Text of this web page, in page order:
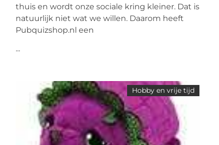
thuis en wordt onze sociale kring kleiner. Dat is
natuurlijk niet wat we willen. Daarom heeft
Pubquizshop.nl een
...
Hobby en vrije tijd